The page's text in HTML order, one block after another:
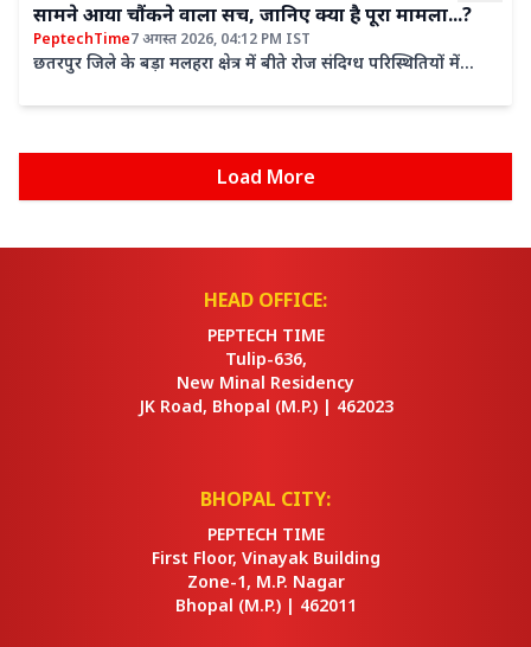
सामने आया चौंकने वाला सच, जानिए क्या है पूरा मामला...?
PeptechTime7 अगस्त 2026, 04:12 PM IST
छतरपुर जिले के बड़ा मलहरा क्षेत्र में बीते रोज संदिग्ध परिस्थितियों में
खुलासा
Load More
HEAD OFFICE:
PEPTECH TIME
Tulip-636,
New Minal Residency
JK Road, Bhopal (M.P.) | 462023
BHOPAL CITY:
PEPTECH TIME
First Floor, Vinayak Building
Zone-1, M.P. Nagar
Bhopal (M.P.) | 462011